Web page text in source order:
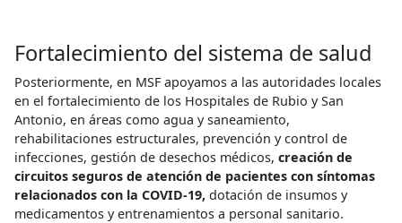
Fortalecimiento del sistema de salud
Posteriormente, en MSF apoyamos a las autoridades locales
en el fortalecimiento de los Hospitales de Rubio y San
Antonio, en áreas como agua y saneamiento,
rehabilitaciones estructurales, prevención y control de
infecciones, gestión de desechos médicos, creación de
circuitos seguros de atención de pacientes con síntomas
relacionados con la COVID-19, dotación de insumos y
medicamentos y entrenamientos a personal sanitario.